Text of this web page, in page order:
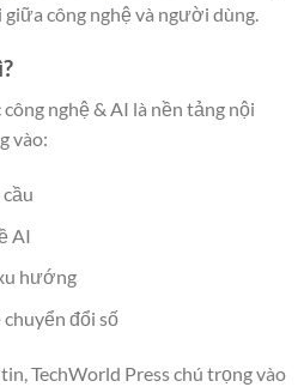
công nghệ và người dùng.
nghệ & AI là nền tảng nội
vào:
AI
hướng
đổi số
TechWorld Press chú trọng vào